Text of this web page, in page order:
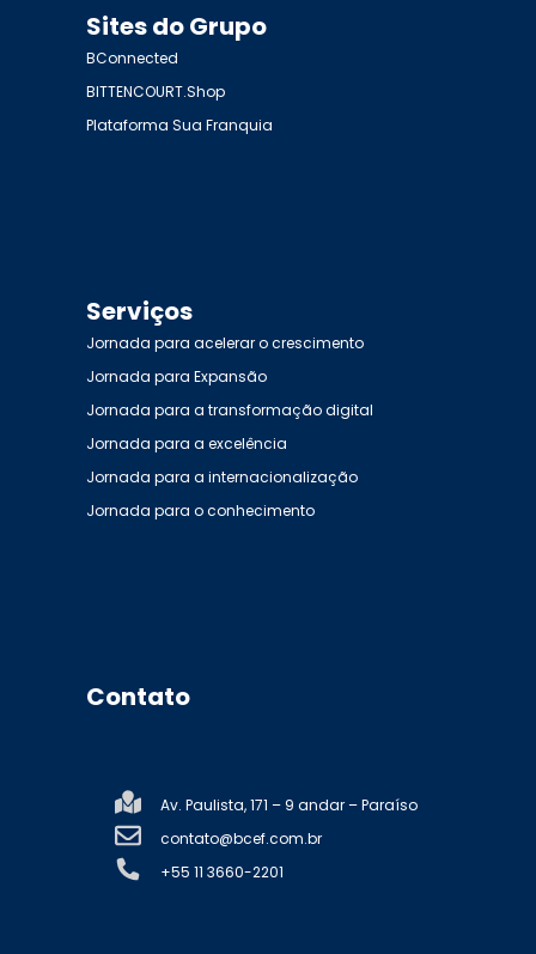
Sites do Grupo
BConnected
BITTENCOURT.Shop
Plataforma Sua Franquia
Serviços
Jornada para acelerar o crescimento
Jornada para Expansão
Jornada para a transformação digital
Jornada para a excelência
Jornada para a internacionalização
Jornada para o conhecimento
Contato
Av. Paulista, 171 – 9 andar – Paraíso
contato@bcef.com.br
+55 11 3660-2201